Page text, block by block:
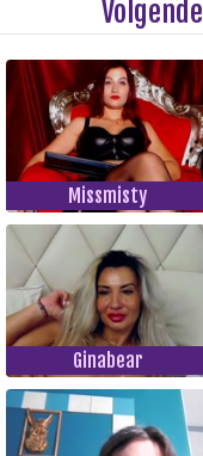
Volgende
Missmisty
Ginabear